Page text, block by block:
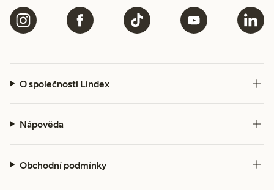
O společnosti Lindex
Nápověda
Obchodní podmínky